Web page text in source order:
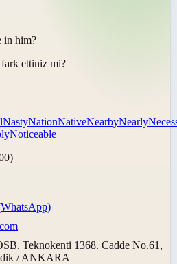
in him?
fark ettiniz mi?
NastyNationNativeNearbyNearly
Noticeable
Teknokenti 1368. Cadde No.61,
/ ANKARA